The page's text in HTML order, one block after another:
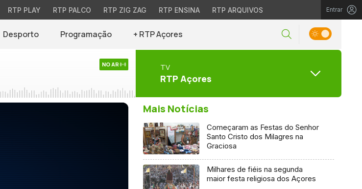
RTP PLAY RTP PALCO RTP ZIG ZAG RTP ENSINA RTP ARQUIVOS Entrar
Desporto Programação + RTP Açores
NO AR TV
RTP Açores
Mais Notícias
Começaram as Festas do Senhor
Santo Cristo dos Milagres na
Graciosa
Milhares de fiéis na segunda
maior festa religiosa dos Açores